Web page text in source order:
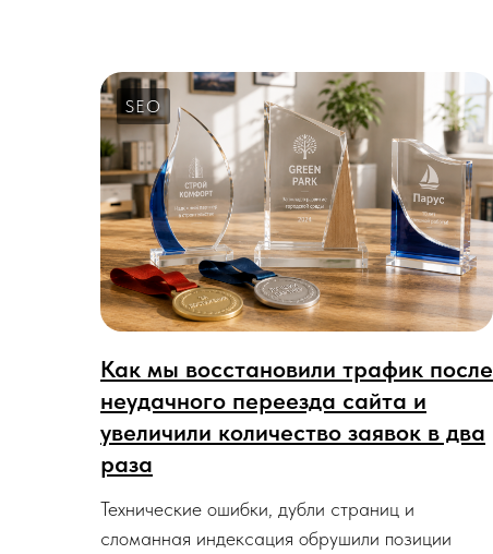
SEO
Как мы восстановили трафик после
неудачного переезда сайта и
увеличили количество заявок в два
раза
Технические ошибки, дубли страниц и
сломанная индексация обрушили позиции